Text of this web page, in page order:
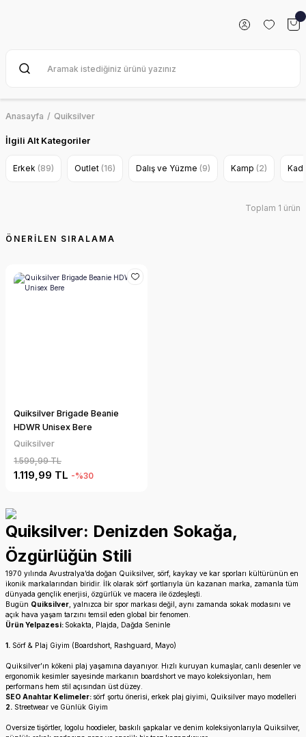
Anasayfa Quiksilver
İlgili Alt Kategoriler
Erkek (89) Outlet (16) Dalış ve Yüzme (9) Kamp (2)
Toplam 1 ürün
Quiksilver Brigade Beanie
HDWR Unisex Bere
Quiksilver
1.599,99 TL
1.119,99 TL -%30
Quiksilver: Denizden Sokağa,
Özgürlüğün Stili
1970 yılında Avustralya’da doğan Quiksilver, sörf, kaykay ve kar sporları kültürünün en
ikonik markalarından biridir. İlk olarak sörf şortlarıyla ün kazanan marka, zamanla tüm
dünyada gençlik enerjisi, özgürlük ve macera ile özdeşleşti.
Bugün Quiksilver , yalnızca bir spor markası değil, aynı zamanda sokak modasını ve
açık hava yaşam tarzını temsil eden global bir fenomen.
Ürün Yelpazesi: Sokakta, Plajda, Dağda Seninle
1. Sörf & Plaj Giyim (Boardshort, Rashguard, Mayo)
Quiksilver’ın kökeni plaj yaşamına dayanıyor. Hızlı kuruyan kumaşlar, canlı desenler ve
ergonomik kesimler sayesinde markanın boardshort ve mayo koleksiyonları, hem
performans hem stil açısından üst düzey.
SEO Anahtar Kelimeler: sörf şortu önerisi, erkek plaj giyimi, Quiksilver mayo modelleri
2. Streetwear ve Günlük Giyim
Oversize tişörtler, logolu hoodieler, baskılı şapkalar ve denim koleksiyonlarıyla Quiksilver,